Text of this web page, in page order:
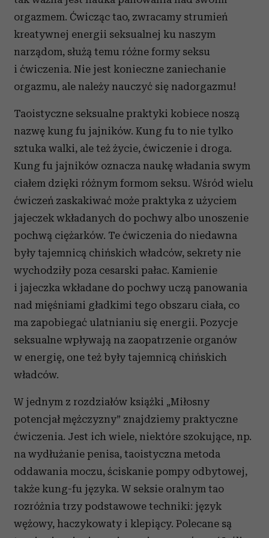
orgazmem. Ćwicząc tao, zwracamy strumień
kreatywnej energii seksualnej ku naszym
narządom, służą temu różne formy seksu
i ćwiczenia. Nie jest konieczne zaniechanie
orgazmu, ale należy nauczyć się nadorgazmu!
Taoistyczne seksualne praktyki kobiece noszą
nazwę kung fu jajników. Kung fu to nie tylko
sztuka walki, ale też życie, ćwiczenie i droga.
Kung fu jajników oznacza naukę władania swym
ciałem dzięki różnym formom seksu. Wśród wielu
ćwiczeń zaskakiwać może praktyka z użyciem
jajeczek wkładanych do pochwy albo unoszenie
pochwą ciężarków. Te ćwiczenia do niedawna
były tajemnicą chińskich władców, sekrety nie
wychodziły poza cesarski pałac. Kamienie
i jajeczka wkładane do pochwy uczą panowania
nad mięśniami gładkimi tego obszaru ciała, co
ma zapobiegać ulatnianiu się energii. Pozycje
seksualne wpływają na zaopatrzenie organów
w energię, one też były tajemnicą chińskich
władców.
W jednym z rozdziałów książki „Miłosny
potencjał mężczyzny” znajdziemy praktyczne
ćwiczenia. Jest ich wiele, niektóre szokujące, np.
na wydłużanie penisa, taoistyczna metoda
oddawania moczu, ściskanie pompy odbytowej,
także kung-fu języka. W seksie oralnym tao
rozróżnia trzy podstawowe techniki: język
wężowy, haczykowaty i klepiący. Polecane są